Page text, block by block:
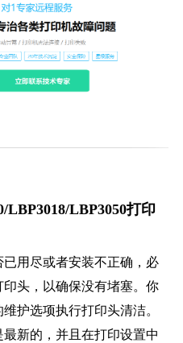
LBP3018/LBP3050打印
用尽或者安装不正确，必
头，以确保没有堵塞。你
护选项执行打印头清洁。
新的，并且在打印设置中